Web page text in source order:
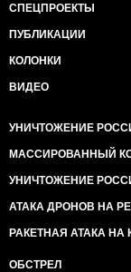
СПЕЦПРОЕКТЫ
ПУБЛИКАЦИИ
КОЛОНКИ
ВИДЕО
УНИЧТОЖЕНИЕ
МАССИРОВАННЫЙ
УНИЧТОЖЕНИЕ
АТАКА ДРОНОВ НА
РАКЕТНАЯ АТАКА НА
ОБСТРЕЛ